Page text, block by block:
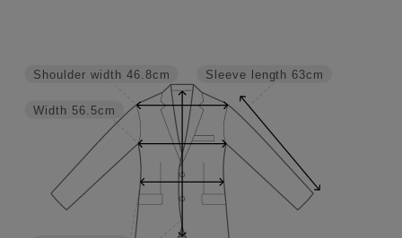
Sleeve length 63cm
Width 56.5cm
Shoulder width 46.8cm